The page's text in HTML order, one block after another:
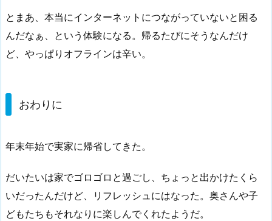
とまあ、本当にインターネットにつながっていないと困る
んだなぁ、という体験になる。帰るたびにそうなんだけ
ど、やっぱりオフラインは辛い。
おわりに
年末年始で実家に帰省してきた。
だいたいは家でゴロゴロと過ごし、ちょっと出かけたくら
いだったんだけど、リフレッシュにはなった。奥さんや子
どもたちもそれなりに楽しんでくれたようだ。